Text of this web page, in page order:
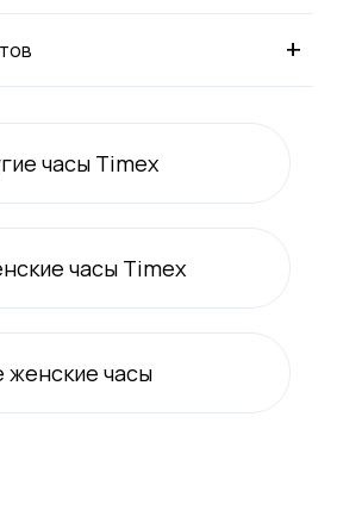
+
часы Timex
часы Timex
женские часы